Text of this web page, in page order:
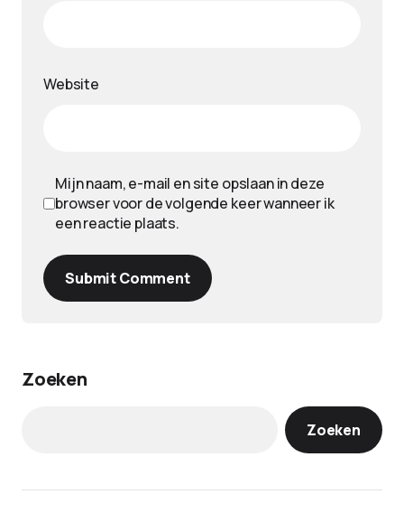
Website
Mijn naam, e-mail en site opslaan in deze
browser voor de volgende keer wanneer ik
een reactie plaats.
Submit Comment
Zoeken
Zoeken